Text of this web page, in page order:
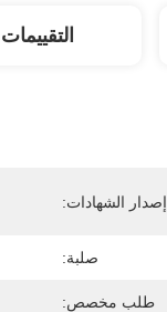
إصدار الشهادات:
صلبة:
طلب مخصص: